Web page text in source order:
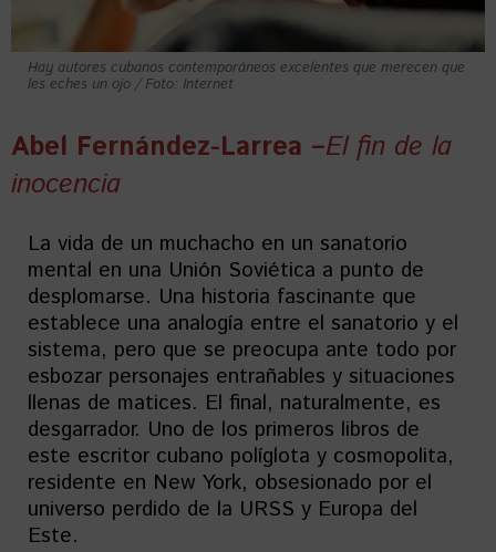
Hay autores cubanos contemporáneos excelentes que merecen que
les eches un ojo / Foto: Internet
Abel Fernández-Larrea –El fin de la
inocencia
La vida de un muchacho en un sanatorio
mental en una Unión Soviética a punto de
desplomarse. Una historia fascinante que
establece una analogía entre el sanatorio y el
sistema, pero que se preocupa ante todo por
esbozar personajes entrañables y situaciones
llenas de matices. El final, naturalmente, es
desgarrador. Uno de los primeros libros de
este escritor cubano políglota y cosmopolita,
residente en New York, obsesionado por el
universo perdido de la URSS y Europa del
Este.